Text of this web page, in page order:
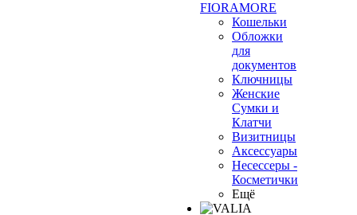
FIORAMORE
Кошельки
Обложки
для
документов
Ключницы
Женские
Сумки и
Клатчи
Визитницы
Аксессуары
Несессеры -
Косметички
Ещё